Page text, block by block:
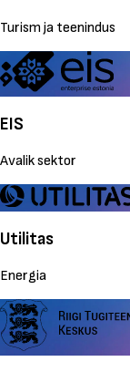
Turism ja teenindus
EIS
Avalik sektor
Utilitas
Energia